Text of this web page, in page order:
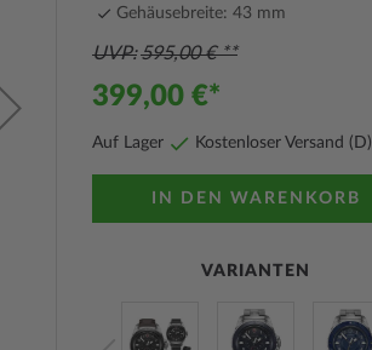
Gehäusebreite: 43 mm
UVP 595,00 €
399,00 €
Auf Lager Kostenloser Versand (D)
IN DEN WARENKORB
VARIANTEN